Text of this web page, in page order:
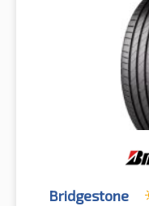
Bridgestone